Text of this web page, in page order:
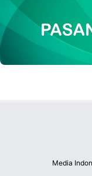
Media